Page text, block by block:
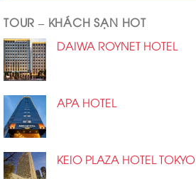
TOUR – KHÁCH SẠN HOT
DAIWA ROYNET HOTEL
APA HOTEL
KEIO PLAZA HOTEL TOKYO